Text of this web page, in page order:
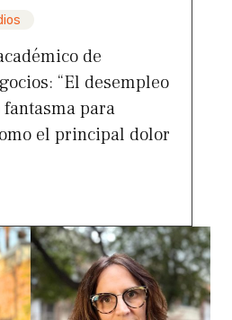
de
“El desempleo
para
el principal dolor